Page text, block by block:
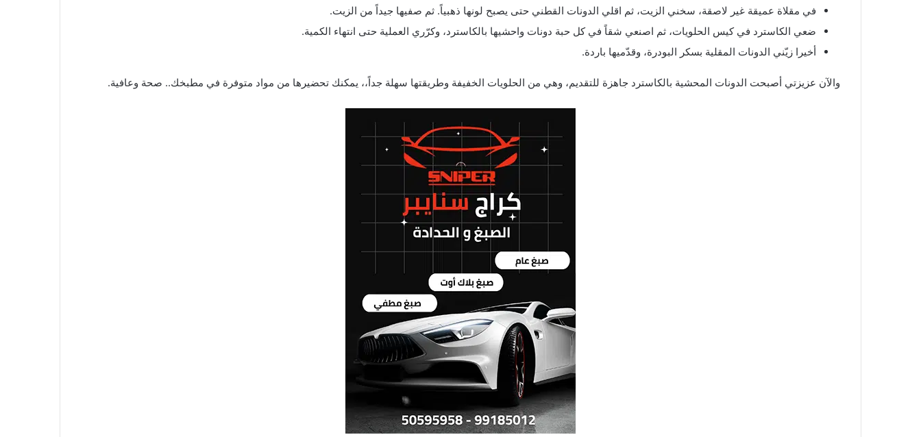
في مقلاة عميقة غير لاصقة، سخني الزيت، ثم اقلي الدونات القطني حتى يصبح لونها ذهبياً. ثم صفيها جيداً من الزيت.
ضعي الكاسترد في كيس الحلويات، ثم اصنعي شقاً في كل حبة دونات واحشيها بالكاسترد، وكرّري العملية حتى انتهاء الكمية.
أخيرا زيّني الدونات المقلية بسكر البودرة، وقدّميها باردة.
والآن عزيزتي أصبحت الدونات المحشية بالكاسترد جاهزة للتقديم، وهي من الحلويات الخفيفة وطريقتها سهلة جداً،، يمكنك تحضيرها من مواد متوفرة في مطبخك.. صحة وعافية.